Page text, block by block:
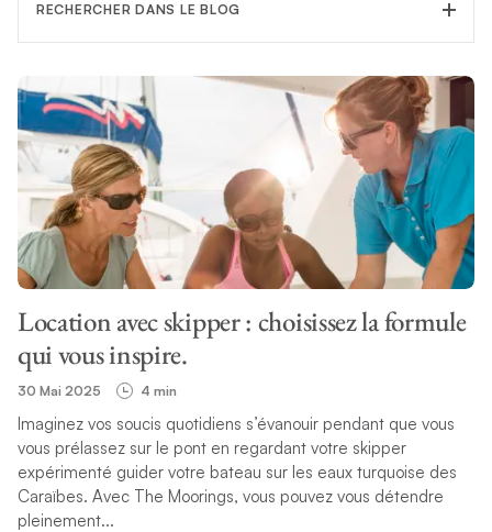
Location avec skipper : choisissez la formule
qui vous inspire.
30 Mai 2025 4 min
Imaginez vos soucis quotidiens s’évanouir pendant que vous
vous prélassez sur le pont en regardant votre skipper
expérimenté guider votre bateau sur les eaux turquoise des
Caraïbes. Avec The Moorings, vous pouvez vous détendre
pleinement...
RECHERCHER DANS LE BLOG
FILTRER LA CATÉGORIE
SUJET
RECHERCHE